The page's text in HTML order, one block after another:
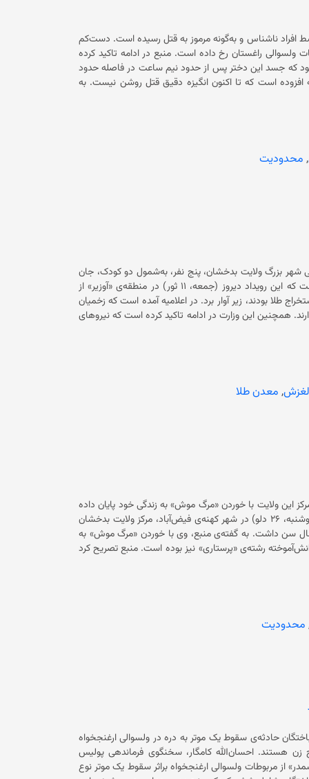
منابع محلی از ولایت بدخشان می‌گویند که یک دختر ۱۲ ساله در این ولایت توسط افراد ناشناس و به‌گونه مرموز به قتل رسیده است. دست‌کم
دو منبع گفته‌اند که این رویداد چند روز پیش در روستای «خلدسک» از مربوطات ولسوالی راغستان رخ داده است. منبع در ادامه تاکید کرده
که جسد این دختر پس از حدود نیم ساعت در فاصله حدود
۱۴ متری یک چای آب توسط مادر و خواهرش پیدا شده است. منبع در ادامه افزوده است که تا اکنون انگیزه دقیق قتل روشن نیست. به
از ولایت‌های مختلف کشور گزارش شده است.
وارده‌ی شان شکایت کنند و این‌گونه خشونت‌‌ها پایدار
, محدودیت
شهر بزرگ ولایت بدخشان، پنج نفر، به‌شمول دو کودک، جان
باخته و هشت نفر دیگر زخمی شده‌اند. این وزارت با نشر اعلامیه‌ای گفته است که این رویداد دیروز (جمعه، ۱۱ ثور) در منطقه‌ی «آوزیر» از
مربوطات ولسوالی شهر بزرگ بدخشان رخ داد و چندین کارگر را که در تلاش استخراج طلا بودند، زیر آوار برد. در اعلامیه آمده است که زخمیان
این رویداد به مراکز صحی ولسوالی شهر بزرگ منتقل شده و تحت درمان قرار دارند. همچنین این وزارت در ادامه تاکید کرده است که نیروهای
لغزش, معدن طلا
این ولایت با خوردن «مرگ موش» به زندگی‌ خود پایان داده
است. دست‌کم دو به منبع رسانه گوهرشاد گفته‌اند که این دختر جوان روز (دوشنبه، ۲۶ دلو) در شهر کهنه‌ی فیض‌آباد، مرکز ولایت بدخشان
خودکشی کرده است. منبع در ادامه تاکید کرده است که این دختر جوان ۲۱ سال سن داشت. به گفته‌ی منبع، وی با خوردن «مرگ موش» به
زندگی‌ خود پایان داده است. منبع در ادامه افزوده است که این دختر جوان، دانش‌آموخته‌ رشته‌ی «پرستاری» نیز بوده است. منبع تصریح کرد
پس از تسلط حکومت فعلی به‌طور چشم‌گیری افزایش یافته است.
نهادهای عدلی و قضایی، دیگر نمی‌توانند برای خشونت‌های وارده‌ی شان
محدودیت
حادثه‌‌ی سقوط یک موتر به دره در ولسوالی ارغنجخواه
این ولایت به ۱۵ نفر رسیده است. جان باخته‌گان شامل شش کودک و پنج زن هستند. احسان‌الله کامگار، سخنگوی فرماندهی پولیس
امروز (شنبه، ۱۸ دلو) در ساحه‌ی «سمدر» از مربوطات ولسوالی ارغنجخواه براثر سقوط یک موتر نوع